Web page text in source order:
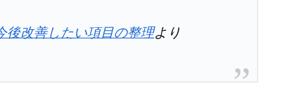
後改善したい項目の整理より